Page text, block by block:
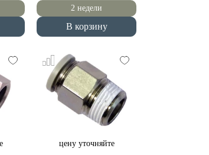
2 недели
В корзину
цену уточняйте